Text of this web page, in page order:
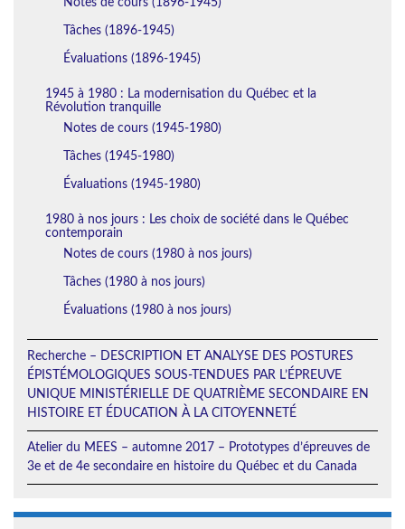
Tâches (1896-1945)
Évaluations (1896-1945)
1945 à 1980 : La modernisation du Québec et la
Révolution tranquille
Notes de cours (1945-1980)
Tâches (1945-1980)
Évaluations (1945-1980)
1980 à nos jours : Les choix de société dans le Québec
contemporain
Notes de cours (1980 à nos jours)
Tâches (1980 à nos jours)
Évaluations (1980 à nos jours)
Recherche – DESCRIPTION ET ANALYSE DES POSTURES
ÉPISTÉMOLOGIQUES SOUS-TENDUES PAR L’ÉPREUVE
UNIQUE MINISTÉRIELLE DE QUATRIÈME SECONDAIRE EN
HISTOIRE ET ÉDUCATION À LA CITOYENNETÉ
Atelier du MEES – automne 2017 – Prototypes d’épreuves de
3e et de 4e secondaire en histoire du Québec et du Canada